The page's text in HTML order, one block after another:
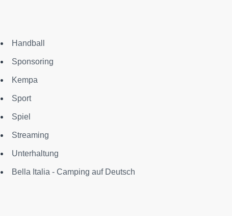
Handball
Sponsoring
Kempa
Sport
Spiel
Streaming
Unterhaltung
Bella Italia - Camping auf Deutsch